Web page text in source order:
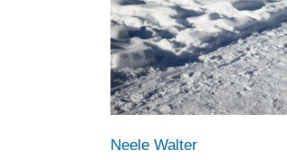
Neele Walter